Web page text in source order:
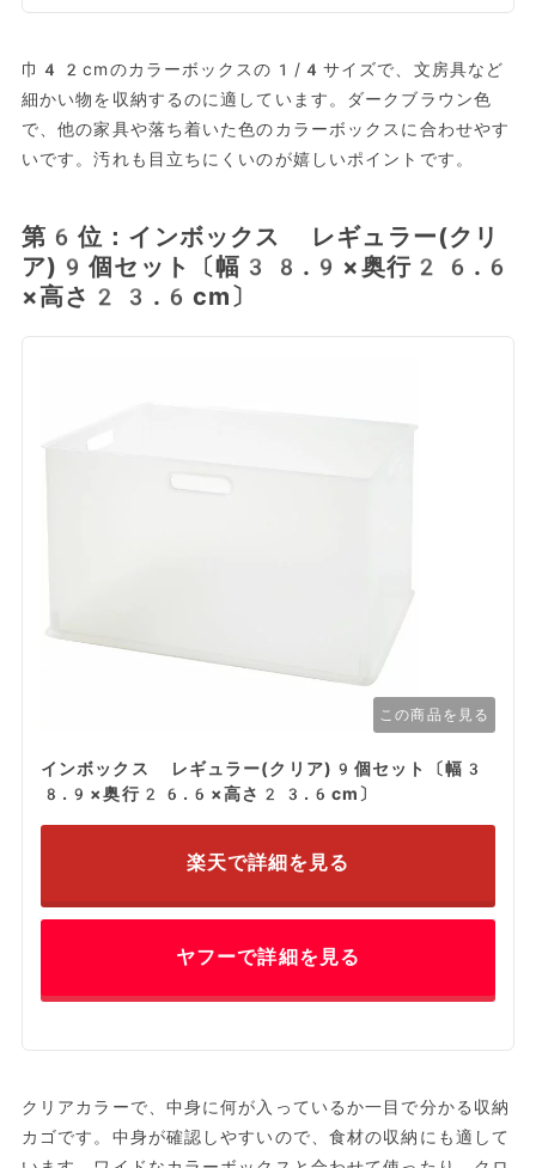
巾42cmのカラーボックスの1/4サイズで、文房具など
細かい物を収納するのに適しています。ダークブラウン色
で、他の家具や落ち着いた色のカラーボックスに合わせやす
いです。汚れも目立ちにくいのが嬉しいポイントです。
第6位：インボックス レギュラー(クリ
ア)9個セット〔幅38.9×奥行26.6
×高さ23.6cm〕
この商品を見る
インボックス レギュラー(クリア)9個セット〔幅3
8.9×奥行26.6×高さ23.6cm〕
楽天で詳細を見る
ヤフーで詳細を見る
クリアカラーで、中身に何が入っているか一目で分かる収納
カゴです。中身が確認しやすいので、食材の収納にも適して